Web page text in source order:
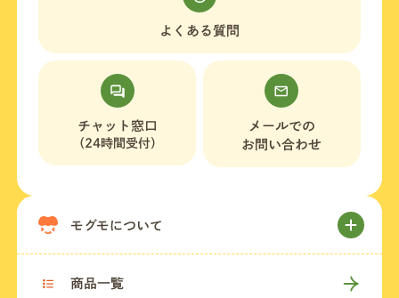
よくある質問
チャット窓口
（24時間受付）
メールでの
お問い合わせ
モグモについて
商品一覧